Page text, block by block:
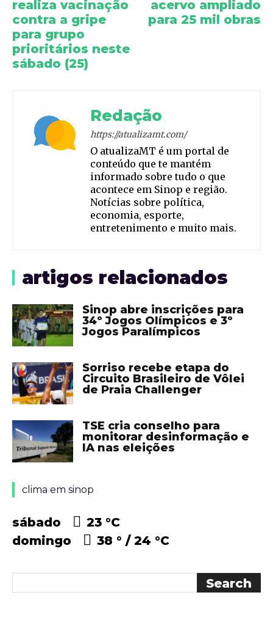
realiza vacinação
contra a gripe
para grupo
prioritários neste
sábado (25)
acervo ampliado
para 25 mil obras
Redação
https://atualizamt.com/
O atualizaMT é um portal de
conteúdo que te mantém
informado sobre tudo o que
acontece em Sinop e região.
Notícias sobre política,
economia, esporte,
entretenimento e muito mais.
artigos relacionados
Sinop abre inscrições para
34º Jogos Olímpicos e 3º
Jogos Paralímpicos
Sorriso recebe etapa do
Circuito Brasileiro de Vôlei
de Praia Challenger
TSE cria conselho para
monitorar desinformação e
IA nas eleições
clima em sinop
sábado 23 °C
domingo
38 ° 24 °C